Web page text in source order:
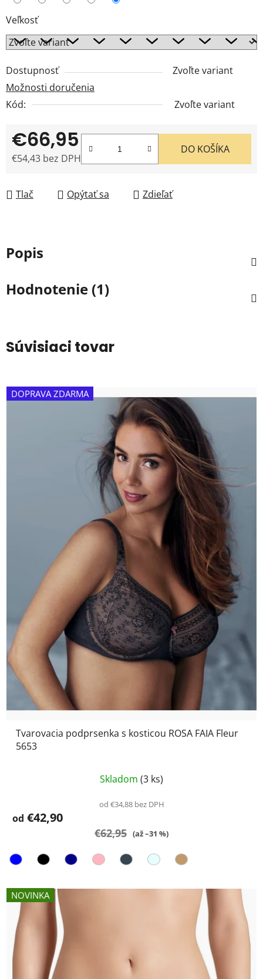
Veľkosť
Dostupnosť
Zvoľte variant
Možnosti doručenia
Kód:
Zvoľte variant
€66,95
€54,43 bez DPH
DO KOŠÍKA
Tlač Opýtať sa Zdieľať
Popis
Hodnotenie (1)
Súvisiaci tovar
DOPRAVA ZDARMA
Tvarovacia podprsenka s kosticou ROSA FAIA Fleur
5653
hodnotenie
produktu
5,0
5
Skladom (3 ks)
od €34,88 bez DPH
od €42,90
€62,95 (až –31 %)
NOVINKA